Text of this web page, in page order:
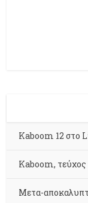
Kaboom 12 στο
Kaboom, τεύχος
Μετα-